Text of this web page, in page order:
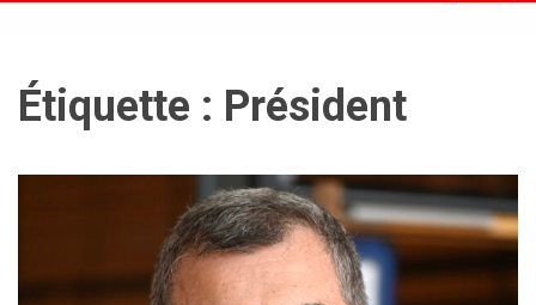
Étiquette : Président